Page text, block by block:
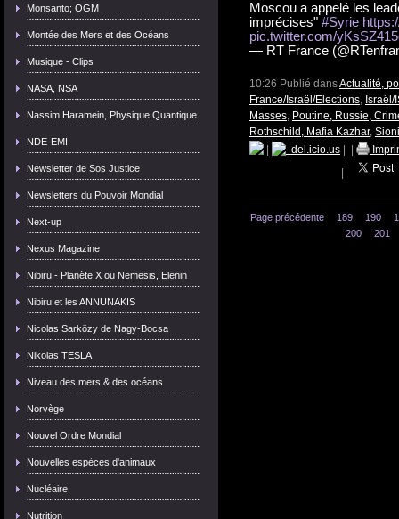
Monsanto; OGM
Montée des Mers et des Océans
Musique - Clips
NASA, NSA
Nassim Haramein, Physique Quantique
NDE-EMI
Newsletter de Sos Justice
Newsletters du Pouvoir Mondial
Next-up
Nexus Magazine
Nibiru - Planète X ou Nemesis, Elenin
Nibiru et les ANNUNAKIS
Nicolas Sarközy de Nagy-Bocsa
Nikolas TESLA
Niveau des mers & des océans
Norvège
Nouvel Ordre Mondial
Nouvelles espèces d'animaux
Nucléaire
Nutrition
Moscou a appelé les
imprécises" #Syrie
pic.twitter.com/
— RT France
10:26 Publié dansActualité,
France/Israël/Elections, Israël/
Masses, Poutine, Russie,
Rothschild, Mafia Kazhar,
del.icio.us
Page précédente 189 190
200
201